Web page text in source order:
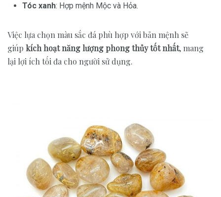
Tóc xanh: Hợp mệnh Mộc và Hỏa.
Việc lựa chọn màu sắc đá phù hợp với bản mệnh sẽ
giúp kích hoạt năng lượng phong thủy tốt nhất, mang
lại lợi ích tối đa cho người sử dụng.